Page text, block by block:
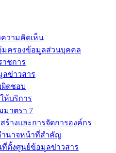
วามคิดเห็น
มครองข้อมูลส่วนบุคคล
ชการ
ลข่าวสาร
ผิดชอบ
ห้บริการ
มาตรา 7
ร้างและการจัดการองค์กร
ำนาจหน้าที่สำคัญ
ที่ตั้งศูนย์ข้อมูลข่าวสาร